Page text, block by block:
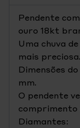
Pendente
ouro 18kt
Uma chuva
mais preciosa.
Dimensões
mm.
O pendente
comprimento
Diamantes: